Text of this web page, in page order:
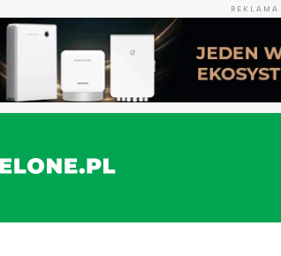
REKLAMA